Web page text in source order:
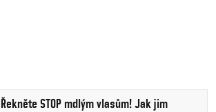
Řekněte STOP mdlým vlasům! Jak jim